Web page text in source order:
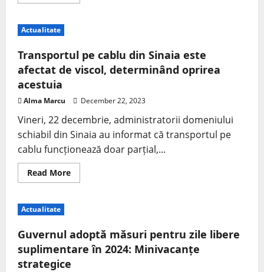
Actualitate
Transportul pe cablu din Sinaia este
afectat de viscol, determinând oprirea
acestuia
Alma Marcu December 22, 2023
Vineri, 22 decembrie, administratorii domeniului
schiabil din Sinaia au informat că transportul pe
cablu funcționează doar parțial,...
Read More
Actualitate
Guvernul adoptă măsuri pentru zile libere
suplimentare în 2024: Minivacanțe
strategice